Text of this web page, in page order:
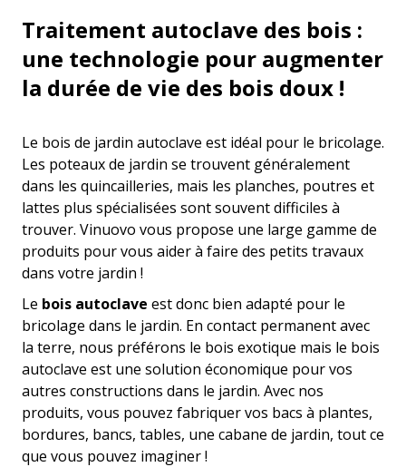
Traitement autoclave des bois :
une technologie pour augmenter
la durée de vie des bois doux !
Le bois de jardin autoclave est idéal pour le bricolage.
Les poteaux de jardin se trouvent généralement
dans les quincailleries, mais les planches, poutres et
lattes plus spécialisées sont souvent difficiles à
trouver. Vinuovo vous propose une large gamme de
produits pour vous aider à faire des petits travaux
dans votre jardin !
Le bois autoclave est donc bien adapté pour le
bricolage dans le jardin. En contact permanent avec
la terre, nous préférons le bois exotique mais le bois
autoclave est une solution économique pour vos
autres constructions dans le jardin. Avec nos
produits, vous pouvez fabriquer vos bacs à plantes,
bordures, bancs, tables, une cabane de jardin, tout ce
que vous pouvez imaginer !